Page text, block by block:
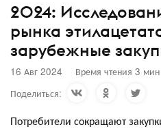
2024:
рынка
зарубежные
16 Авг 2024 Время чтения 3 мин
Поделиться:
Потребители сокращают